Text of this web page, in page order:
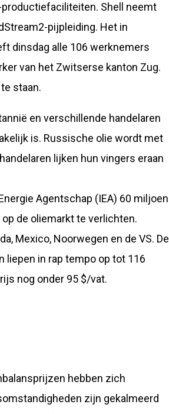
productiefaciliteiten. Shell neemt
pijpleiding. Het in
dinsdag alle 106 werknemers
van het Zwitserse kanton Zug.
staan.
en verschillende handelaren
is. Russische olie wordt met
lijken hun vingers eraan
Agentschap (IEA) 60 miljoen
de oliemarkt te verlichten.
Mexico, Noorwegen en de VS. De
liepen in rap tempo op tot 116
nog onder 95 $/vat.
hebben zich
zijn gekalmeerd